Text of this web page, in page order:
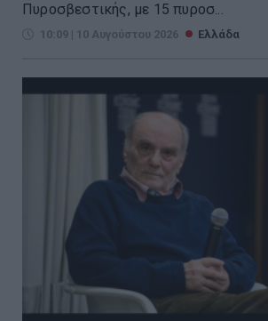
Πυροσβεστικής, με 15 πυροσ...
10:09 | 10 Αυγούστου 2026 Ελλάδα